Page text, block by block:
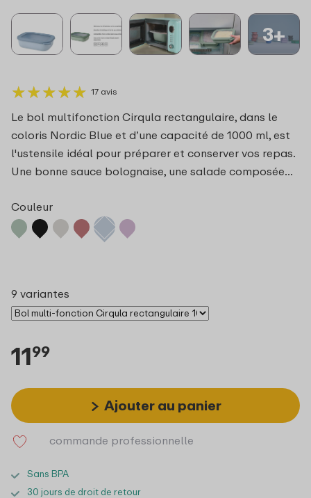
3+
★★★★★
★★★★★ 17 avis
Le bol multifonction Cirqula rectangulaire, dans le
coloris Nordic Blue et d’une capacité de 1000 ml, est
l'ustensile idéal pour préparer et conserver vos repas.
Une bonne sauce bolognaise, une salade composée…
Couleur
9 variantes
1199
Ajouter au panier
commande professionnelle
Sans BPA
30 jours de droit de retour